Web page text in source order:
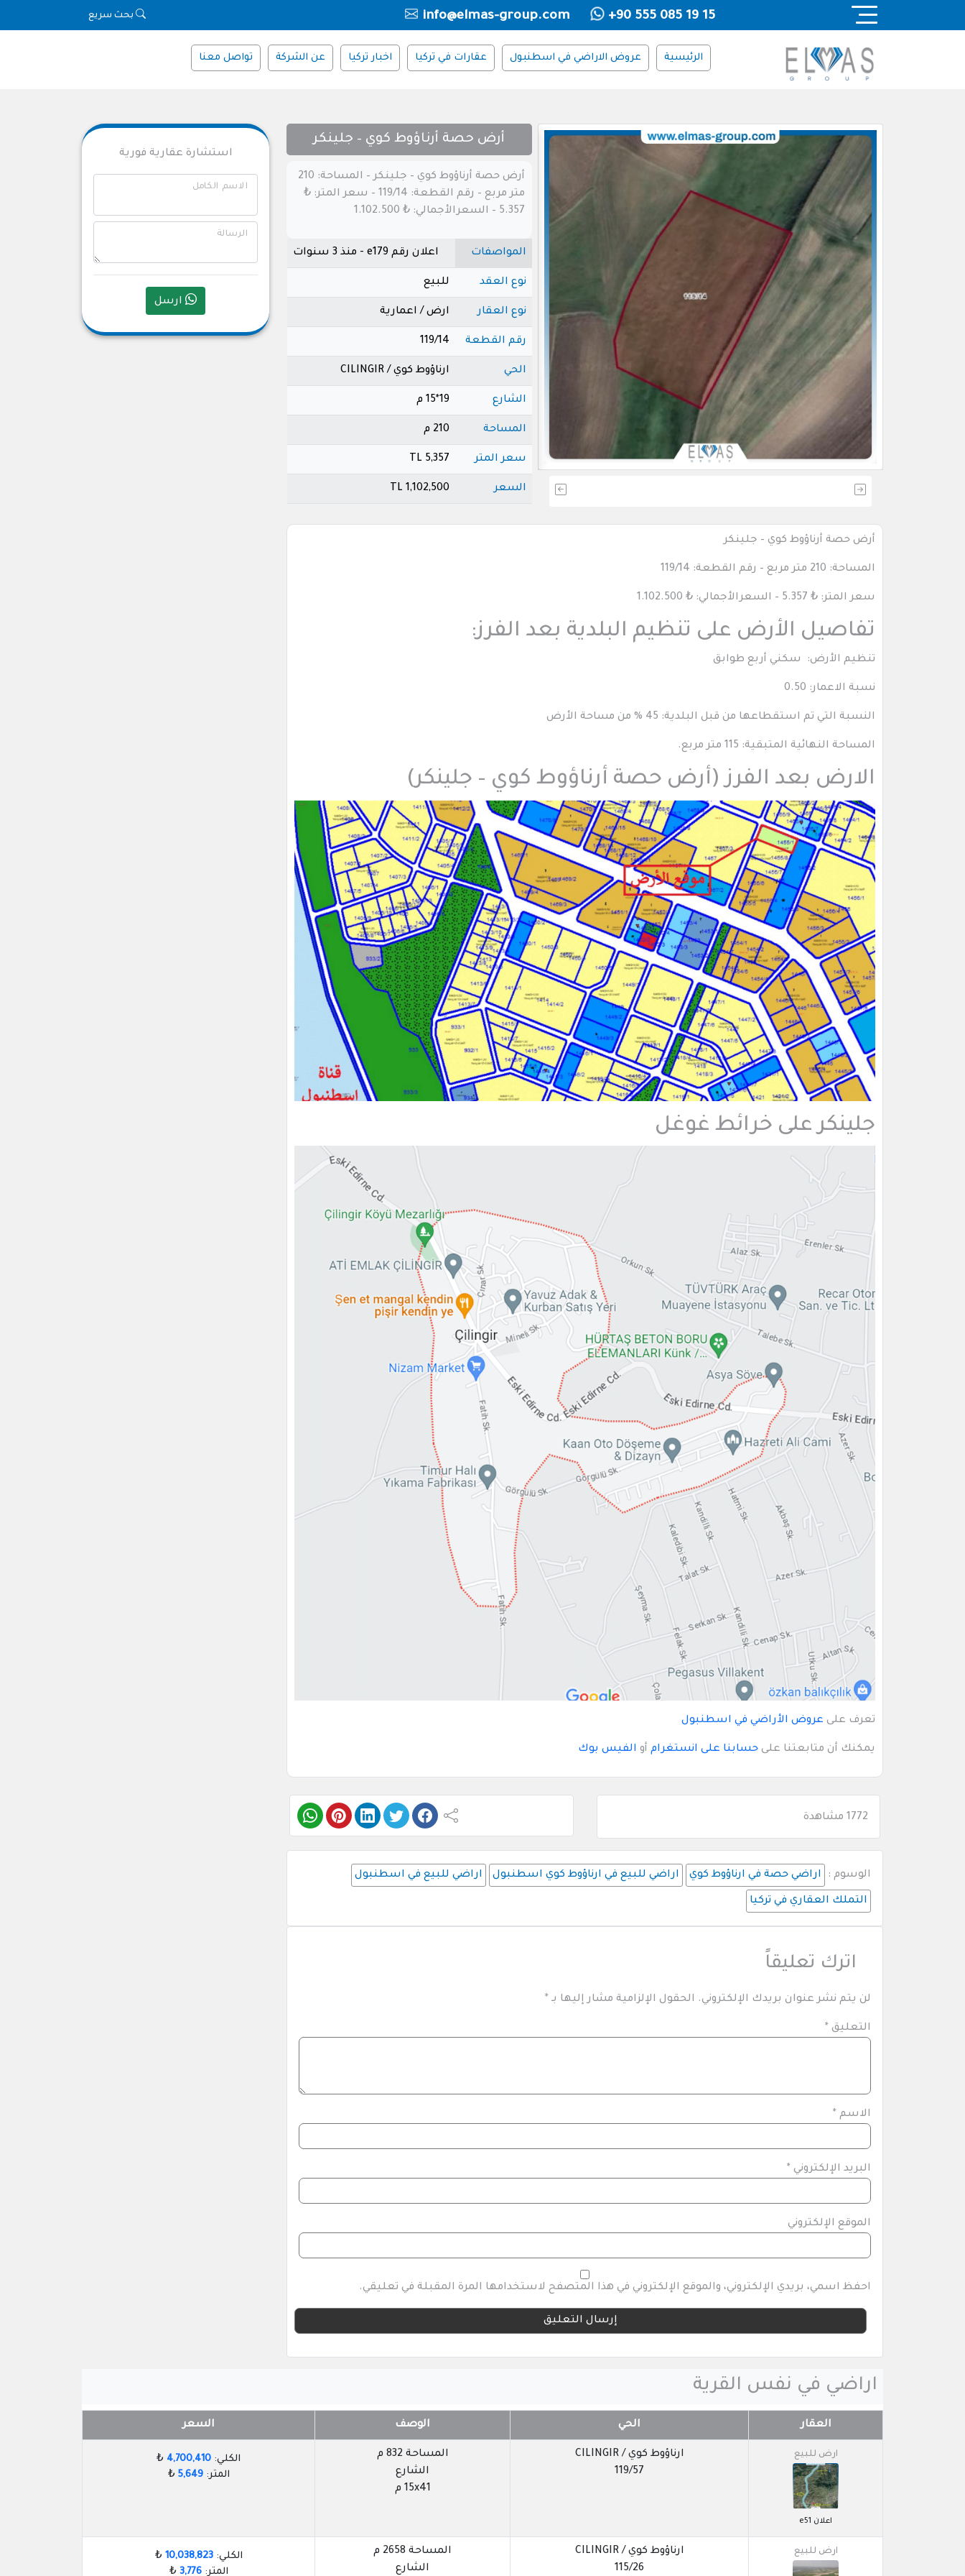
+90 555 085 19 15
info@elmas-group.com بحث سريع
الرئيسية عروض الاراضي في اسطنبول عقارات في تركيا اخبار تركيا عن الشركة تواصل معنا
أرض حصة أرناؤوط كوي – جلينكر
أرض حصة أرناؤوط كوي – جلينكر – المساحة: 210
متر مربع – رقم القطعة: 119/14 – سعر المتر: ₺
5.357 – السعرالأجمالي: ₺ 1.102.500
المواصفات اعلان رقم e179 - منذ 3 سنوات
نوع العقد للبيع
نوع العقار ارض / اعمارية
رقم القطعة 119/14
الحي ارناؤوط كوي / CILINGIR
الشارع 19*15 م
المساحة 210 م
سعر المتر 5,357 TL
السعر 1,102,500 TL
أرض حصة أرناؤوط كوي – جلينكر
المساحة: 210 متر مربع – رقم القطعة: 119/14
سعر المتر: ₺ 5.357 – السعرالأجمالي: ₺
1.102.500
تفاصيل الأرض على تنظيم البلدية بعد الفرز:
تنظيم الأرض: سكني أربع طوابق
نسبة الاعمار: 0.50
النسبة التي تم استقطاعها من قبل البلدية: 45 % من مساحة الأرض
المساحة النهائية المتبقية: 115 متر مربع.
الارض بعد الفرز (أرض حصة أرناؤوط كوي – جلينكر)
جلينكر على خرائط غوغل
تعرف على عروض الأراضي في اسطنبول
يمكنك أن متابعتنا على حسابنا على انستغرام أو الفيس بوك
1772 مشاهدة
الوسوم : اراضي حصة في ارناؤوط كوي اراضي للبيع في ارناؤوط كوي اسطنبول اراضي للبيع في اسطنبول
التملك العقاري في تركيا
اترك تعليقاً
لن يتم نشر عنوان بريدك الإلكتروني. الحقول الإلزامية مشار إليها بـ *
التعليق *
الاسم *
البريد الإلكتروني *
الموقع الإلكتروني
احفظ اسمي، بريدي الإلكتروني، والموقع الإلكتروني في هذا المتصفح لاستخدامها المرة المقبلة في تعليقي.
استشارة عقارية فورية
الاسم الكامل
الرسالة
ارسل
اراضي في نفس القرية
العقار الحي الوصف السعر
ارض للبيع
اعلان e51
ارناؤوط كوي / CILINGIR
119/57
المساحة 832 م
الشارع
15x41 م
الكلي: 4,700,410
₺
المتر:5,649
₺
ارض للبيع
ارناؤوط كوي / CILINGIR
115/26
المساحة 2658 م
الشارع
الكلي:10,038,823
₺
المتر:3,776
₺